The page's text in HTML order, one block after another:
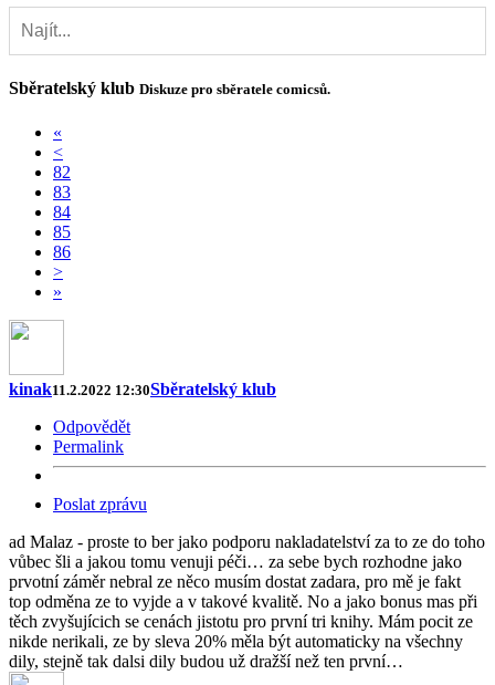
Sběratelský klub Diskuze pro sběratele comicsů.
«
<
82
83
84
85
86
>
»
kinak11.2.2022 12:30Sběratelský klub
Odpovědět
Permalink
Poslat zprávu
ad Malaz - proste to ber jako podporu nakladatelství za to ze do toho
vůbec šli a jakou tomu venuji péči… za sebe bych rozhodne jako
prvotní záměr nebral ze něco musím dostat zadara, pro mě je fakt
top odměna ze to vyjde a v takové kvalitě. No a jako bonus mas při
těch zvyšujícich se cenách jistotu pro první tri knihy. Mám pocit ze
nikde nerikali, ze by sleva 20% měla být automaticky na všechny
dily, stejně tak dalsi dily budou už dražší než ten první…